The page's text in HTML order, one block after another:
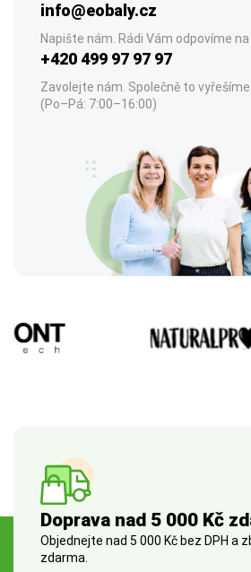
info@eobaly.cz
Napište nám. Rádi Vám odpovíme
+420 499 97 97 97
Zavolejte nám. Společně to vyřešíme.
(Po–Pá: 7:00–16:00)
Doprava nad 5 000 Kč
Objednejte nad 5 000 Kč bez DPH a
zdarma.